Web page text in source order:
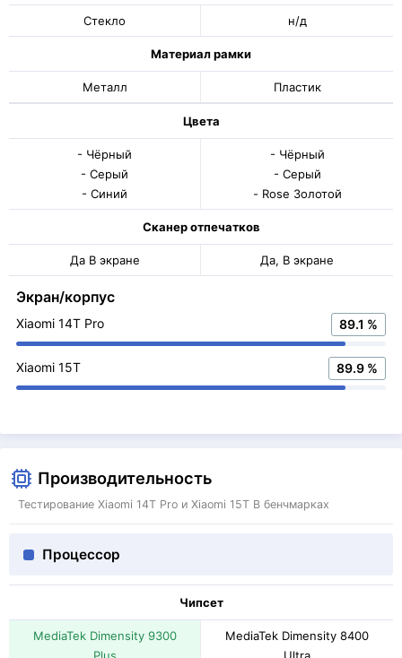
Стекло н/д
Материал рамки
Металл Пластик
Цвета
- Чёрный
- Серый
- Синий
- Чёрный
- Серый
- Rose Золотой
Сканер отпечатков
Да В экране Да, В экране
Экран/корпус
Xiaomi 14T Pro 89.1 %
Xiaomi 15T 89.9 %
Производительность
Тестирование Xiaomi 14T Pro и Xiaomi 15T В бенчмарках
Процессор
Чипсет
MediaTek Dimensity 9300
MediaTek Dimensity 8400